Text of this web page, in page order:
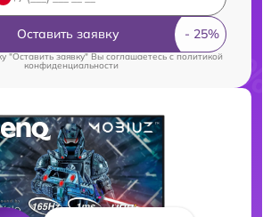
Оставить заявку
"Оставить заявку" Вы соглашаетесь cполитикой
конфиденциальности